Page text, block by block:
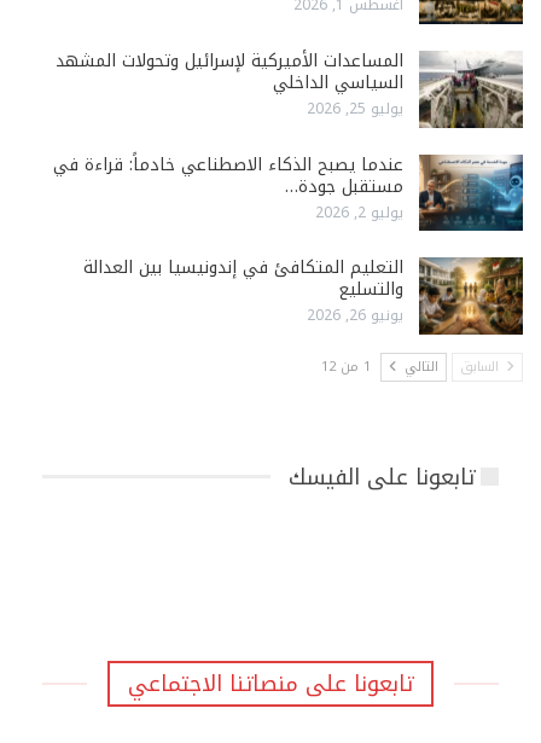
المساعدات الأميركية لإسرائيل وتحولات المشهد
السياسي الداخلي
يوليو 25, 2026
عندما يصبح الذكاء الاصطناعي خادماً: قراءة في
مستقبل جودة…
يوليو 2, 2026
التعليم المتكافئ في إندونيسيا بين العدالة
والتسليع
يونيو 26, 2026
السابق التالي 1 من 12
تابعونا على الفيسك
تابعونا على منصاتنا الاجتماعي